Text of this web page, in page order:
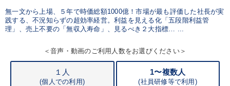
無一文から上場、５年で時価総額1000億！市場が最も評価した社長が実
践する、不況知らずの超効率経営。利益を見える化「五段階利益管
理」、売上不要の「無収入寿命」、見るべき２大指標… ...
＜音声・動画のご利用人数をお選びください＞
１人
(個人での利用)
1〜複数人
(社員研修等で利用)